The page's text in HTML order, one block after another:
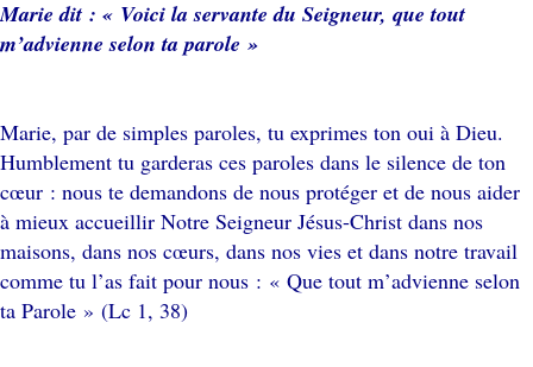
Marie dit : « Voici la servante du Seigneur, que tout
m’advienne selon ta parole »
Marie, par de simples paroles, tu exprimes ton oui à Dieu.
Humblement tu garderas ces paroles dans le silence de ton
cœur : nous te demandons de nous protéger et de nous aider
à mieux accueillir Notre Seigneur Jésus-Christ dans nos
maisons, dans nos cœurs, dans nos vies et dans notre travail
comme tu l’as fait pour nous : « Que tout m’advienne selon
ta Parole » (Lc 1, 38)